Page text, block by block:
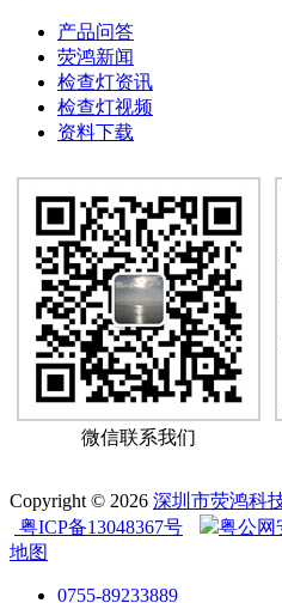
产品问答
荧鸿新闻
检查灯资讯
检查灯视频
资料下载
微信联系我们
Copyright © 2026 深圳市荧鸿科
粤ICP备13048367号
粤公网
地图
0755-89233889